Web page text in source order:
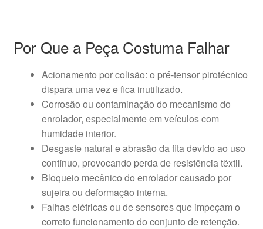
Por Que a Peça Costuma Falhar
Acionamento por colisão: o pré-tensor pirotécnico
dispara uma vez e fica inutilizado.
Corrosão ou contaminação do mecanismo do
enrolador, especialmente em veículos com
humidade interior.
Desgaste natural e abrasão da fita devido ao uso
contínuo, provocando perda de resistência têxtil.
Bloqueio mecânico do enrolador causado por
sujeira ou deformação interna.
Falhas elétricas ou de sensores que impeçam o
correto funcionamento do conjunto de retenção.